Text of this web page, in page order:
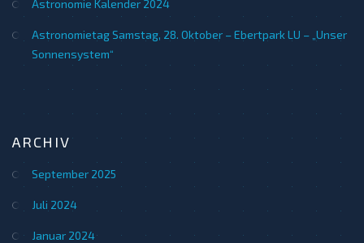
Astronomie Kalender 2024
Astronomietag Samstag, 28. Oktober – Ebertpark LU – „Unser
Sonnensystem“
ARCHIV
September 2025
Juli 2024
Januar 2024